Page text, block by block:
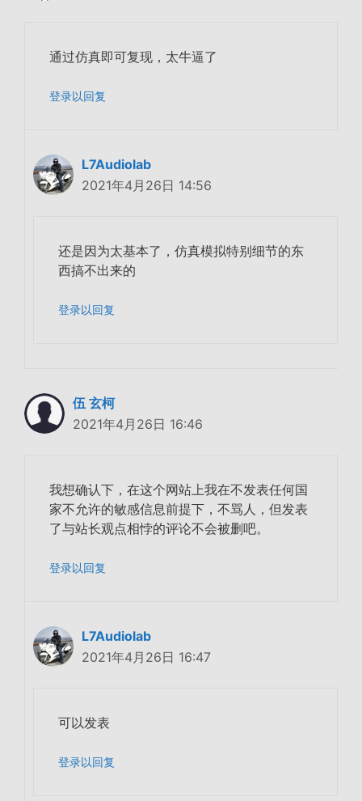
通过仿真即可复现，太牛逼了
登录以回复
L7Audiolab
2021年4月26日 14:56
还是因为太基本了，仿真模拟特别细节的东
西搞不出来的
登录以回复
伍 玄柯
2021年4月26日 16:46
我想确认下，在这个网站上我在不发表任何国
家不允许的敏感信息前提下，不骂人，但发表
了与站长观点相悖的评论不会被删吧。
登录以回复
L7Audiolab
2021年4月26日 16:47
可以发表
登录以回复